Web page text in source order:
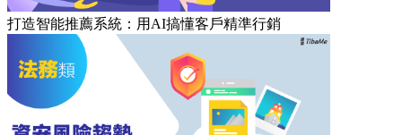
打造智能推薦系統：用AI搞懂客戶精準行銷